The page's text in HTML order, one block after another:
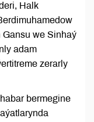
Halk
we Sinhaý
adam
zerarly
bermegine